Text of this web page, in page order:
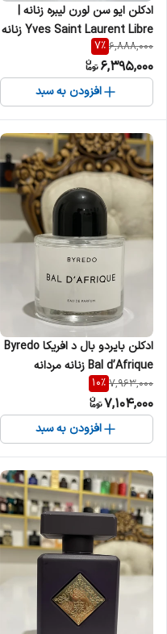
ادکلن ایو سن لورن لیبره زنانه |
Yves Saint Laurent Libre زنانه
6,888,000
7%
6,395,000
افزودن به سبد
ادکلن بایردو بال د افریکا Byredo
Bal d’Afrique زنانه مردانه
7,963,000
10%
7,104,000
افزودن به سبد